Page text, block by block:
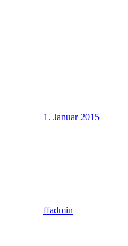
1. Januar 2015
ffadmin